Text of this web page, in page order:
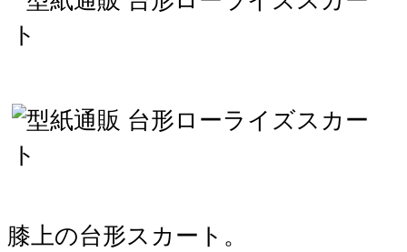
膝上の台形スカート。